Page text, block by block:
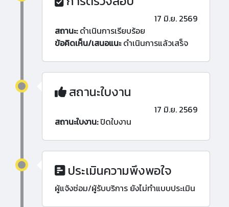
17 มิ.ย. 2569
สถานะ:ดำเนินการเรียบร้อย
ข้อคิดเห็น/เสนอแนะดำเนินการแล้วเสร็จ
สถานะใบงาน
17 มิ.ย. 2569
สถานะใบงาน:ปิดใบงาน
ประเมินความพึงพอใจ
ผู้แจ้งซ่อม/ผู้รับบริการ ยังไม่ทำแบบประเมิน